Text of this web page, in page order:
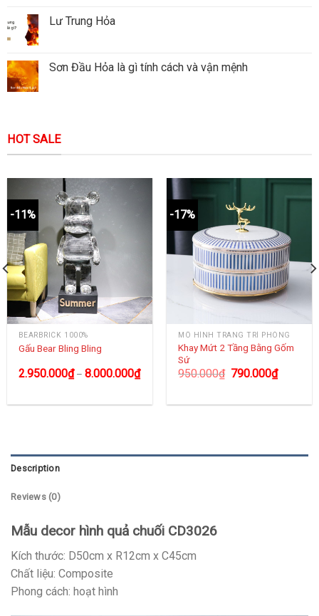
Lư Trung Hỏa
Sơn Đầu Hỏa là gì tính cách và vận mệnh
HOT SALE
-11%
BEARBRICK 1000%
Gấu Bear Bling Bling
2.950.000₫– 8.000.000₫
-17%
MÔ HÌNH TRANG TRÍ PHÒNG
Khay Mứt 2 Tầng Bằng Gốm
Sứ
950.000₫ 790.000₫
Description
Reviews (0)
Mẫu decor hình quả chuối CD3026
Kích thước: D50cm x R12cm x C45cm
Chất liệu: Composite
Phong cách: hoạt hình